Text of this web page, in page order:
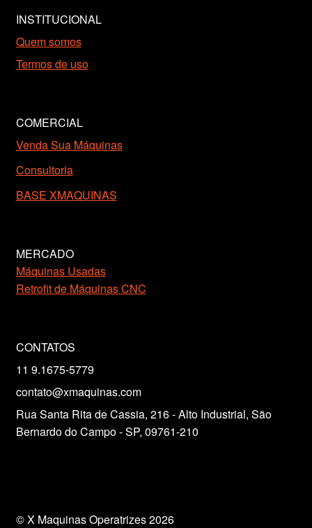
INSTITUCIONAL
Quem somos
Termos de uso
COMERCIAL
Venda Sua Máquinas
Consultoria
BASE XMAQUINAS
MERCADO
Máquinas Usadas
Retrofit de Máquinas CNC
CONTATOS
11 9.1675-5779
contato@xmaquinas.com
Rua Santa Rita de Cassia, 216 - Alto Industrial, São
Bernardo do Campo - SP, 09761-210
© X Maquinas Operatrizes 2026